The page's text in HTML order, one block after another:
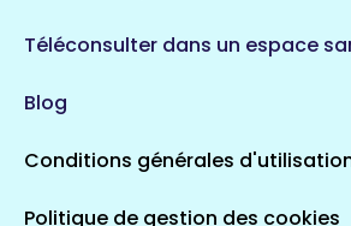
Téléconsulter dans un espace
Blog
Conditions générales
Politique de gestion des cookies